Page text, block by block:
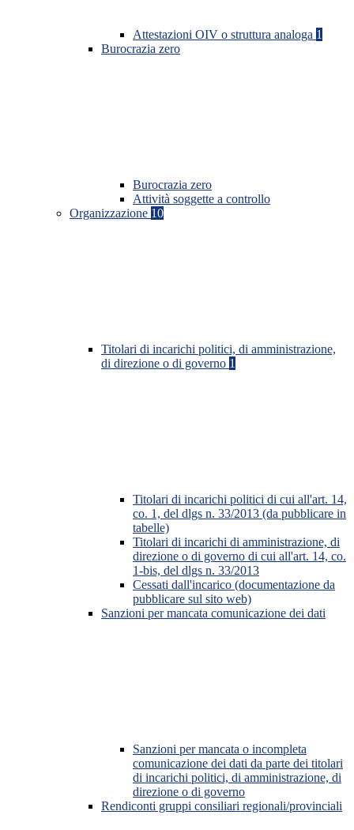
Attestazioni OIV o struttura analoga 1
Burocrazia zero
Burocrazia zero
Attività soggette a controllo
Organizzazione 10
Titolari di incarichi politici, di amministrazione,
di direzione o di governo 1
Titolari di incarichi politici di cui all'art. 14,
co. 1, del dlgs n. 33/2013 (da pubblicare in
tabelle)
Titolari di incarichi di amministrazione, di
direzione o di governo di cui all'art. 14, co.
1-bis, del dlgs n. 33/2013
Cessati dall'incarico (documentazione da
pubblicare sul sito web)
Sanzioni per mancata comunicazione dei dati
Sanzioni per mancata o incompleta
comunicazione dei dati da parte dei titolari
di incarichi politici, di amministrazione, di
direzione o di governo
Rendiconti gruppi consiliari regionali/provinciali